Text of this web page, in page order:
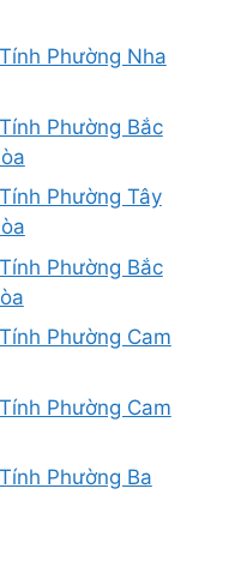
Phường Nha
Phường Bắc
Phường Tây
Phường Bắc
Phường Cam
Phường Cam
Phường Ba